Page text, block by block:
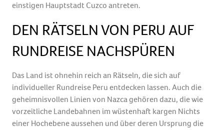
einstigen Hauptstadt Cuzco antreten.
DEN RÄTSELN VON PERU AUF
RUNDREISE NACHSPÜREN
Das Land ist ohnehin reich an Rätseln, die sich auf
individueller Rundreise Peru entdecken lassen. Auch die
geheimnisvollen Linien von Nazca gehören dazu, die wie
vorzeitliche Landebahnen im wüstenhaft kargen Nichts
einer Hochebene aussehen und über deren Ursprung die